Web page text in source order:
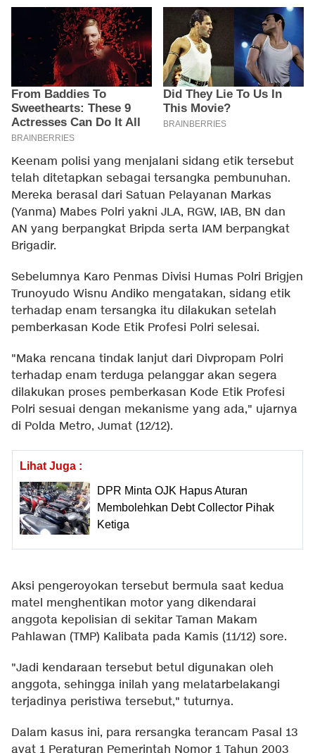
Keenam polisi yang menjalani sidang etik tersebut
telah ditetapkan sebagai tersangka pembunuhan.
Mereka berasal dari Satuan Pelayanan Markas
(Yanma) Mabes Polri yakni JLA, RGW, IAB, BN dan
AN yang berpangkat Bripda serta IAM berpangkat
Brigadir.
Sebelumnya Karo Penmas Divisi Humas Polri Brigjen
Trunoyudo Wisnu Andiko mengatakan, sidang etik
terhadap enam tersangka itu dilakukan setelah
pemberkasan Kode Etik Profesi Polri selesai.
"Maka rencana tindak lanjut dari Divpropam Polri
terhadap enam terduga pelanggar akan segera
dilakukan proses pemberkasan Kode Etik Profesi
Polri sesuai dengan mekanisme yang ada," ujarnya
di Polda Metro, Jumat (12/12).
Lihat Juga :
DPR Minta OJK Hapus Aturan
Membolehkan Debt Collector Pihak
Ketiga
Aksi pengeroyokan tersebut bermula saat kedua
matel menghentikan motor yang dikendarai
anggota kepolisian di sekitar Taman Makam
Pahlawan (TMP) Kalibata pada Kamis (11/12) sore.
"Jadi kendaraan tersebut betul digunakan oleh
anggota, sehingga inilah yang melatarbelakangi
terjadinya peristiwa tersebut," tuturnya.
Dalam kasus ini, para rersangka terancam Pasal 13
ayat 1 Peraturan Pemerintah Nomor 1 Tahun 2003